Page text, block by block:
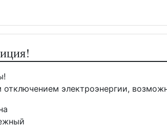
электроэнергии,